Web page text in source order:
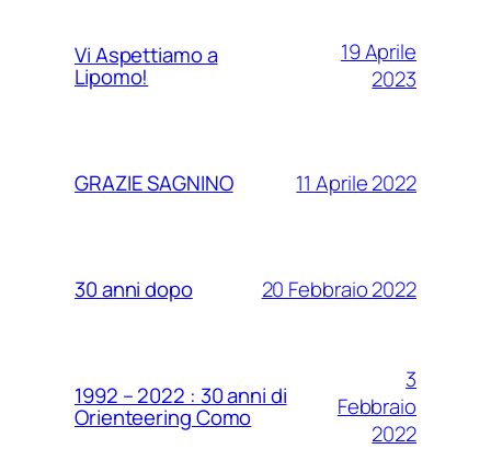
Vi Aspettiamo a
Lipomo!
19 Aprile
2023
GRAZIE SAGNINO 11 Aprile 2022
30 anni dopo 20 Febbraio 2022
1992 – 2022 : 30 anni di
Orienteering Como
3
Febbraio
2022